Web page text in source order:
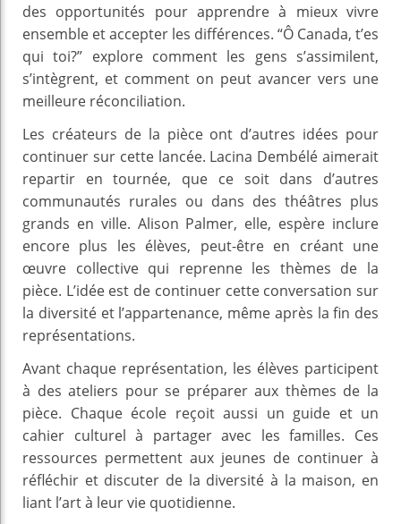
des opportunités pour apprendre à mieux vivre
ensemble et accepter les différences. “Ô Canada, t’es
qui toi?” explore comment les gens s’assimilent,
s’intègrent, et comment on peut avancer vers une
meilleure réconciliation.
Les créateurs de la pièce ont d’autres idées pour
continuer sur cette lancée. Lacina Dembélé aimerait
repartir en tournée, que ce soit dans d’autres
communautés rurales ou dans des théâtres plus
grands en ville. Alison Palmer, elle, espère inclure
encore plus les élèves, peut-être en créant une
œuvre collective qui reprenne les thèmes de la
pièce. L’idée est de continuer cette conversation sur
la diversité et l’appartenance, même après la fin des
représentations.
Avant chaque représentation, les élèves participent
à des ateliers pour se préparer aux thèmes de la
pièce. Chaque école reçoit aussi un guide et un
cahier culturel à partager avec les familles. Ces
ressources permettent aux jeunes de continuer à
réfléchir et discuter de la diversité à la maison, en
liant l’art à leur vie quotidienne.